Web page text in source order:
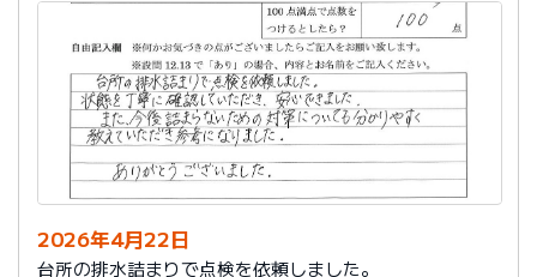
2026年4月22日
台所の排水詰まりで点検を依頼しました。